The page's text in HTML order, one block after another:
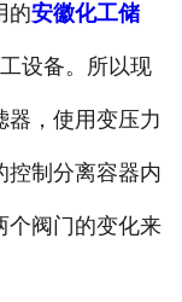
器
的安徽化工储
设备。所以现
器，使用变压力
控制分离容器内
个阀门的变化来